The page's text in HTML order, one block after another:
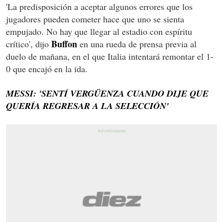
'La predisposición a aceptar algunos errores que los
jugadores pueden cometer hace que uno se sienta
empujado. No hay que llegar al estadio con espíritu
crítico', dijo Buffon en una rueda de prensa previa al
duelo de mañana, en el que Italia intentará remontar el 1-
0 que encajó en la ida.
MESSI: 'SENTÍ VERGÜENZA CUANDO DIJE QUE
QUERÍA REGRESAR A LA SELECCIÓN'